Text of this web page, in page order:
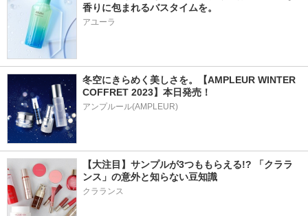
香りに包まれるバスタイムを。
アユーラ
冬空にきらめく美しさを。【AMPLEUR WINTER
COFFRET 2023】本日発売！
アンプルール(AMPLEUR)
【大注目】サンプルが3つももらえる!? 「クララ
ンス」の意外と知らない豆知識
クラランス